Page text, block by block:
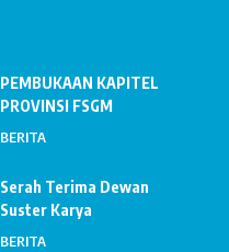
PEMBUKAAN KAPITEL
PROVINSI FSGM
BERITA
Serah Terima Dewan
Suster Karya
BERITA